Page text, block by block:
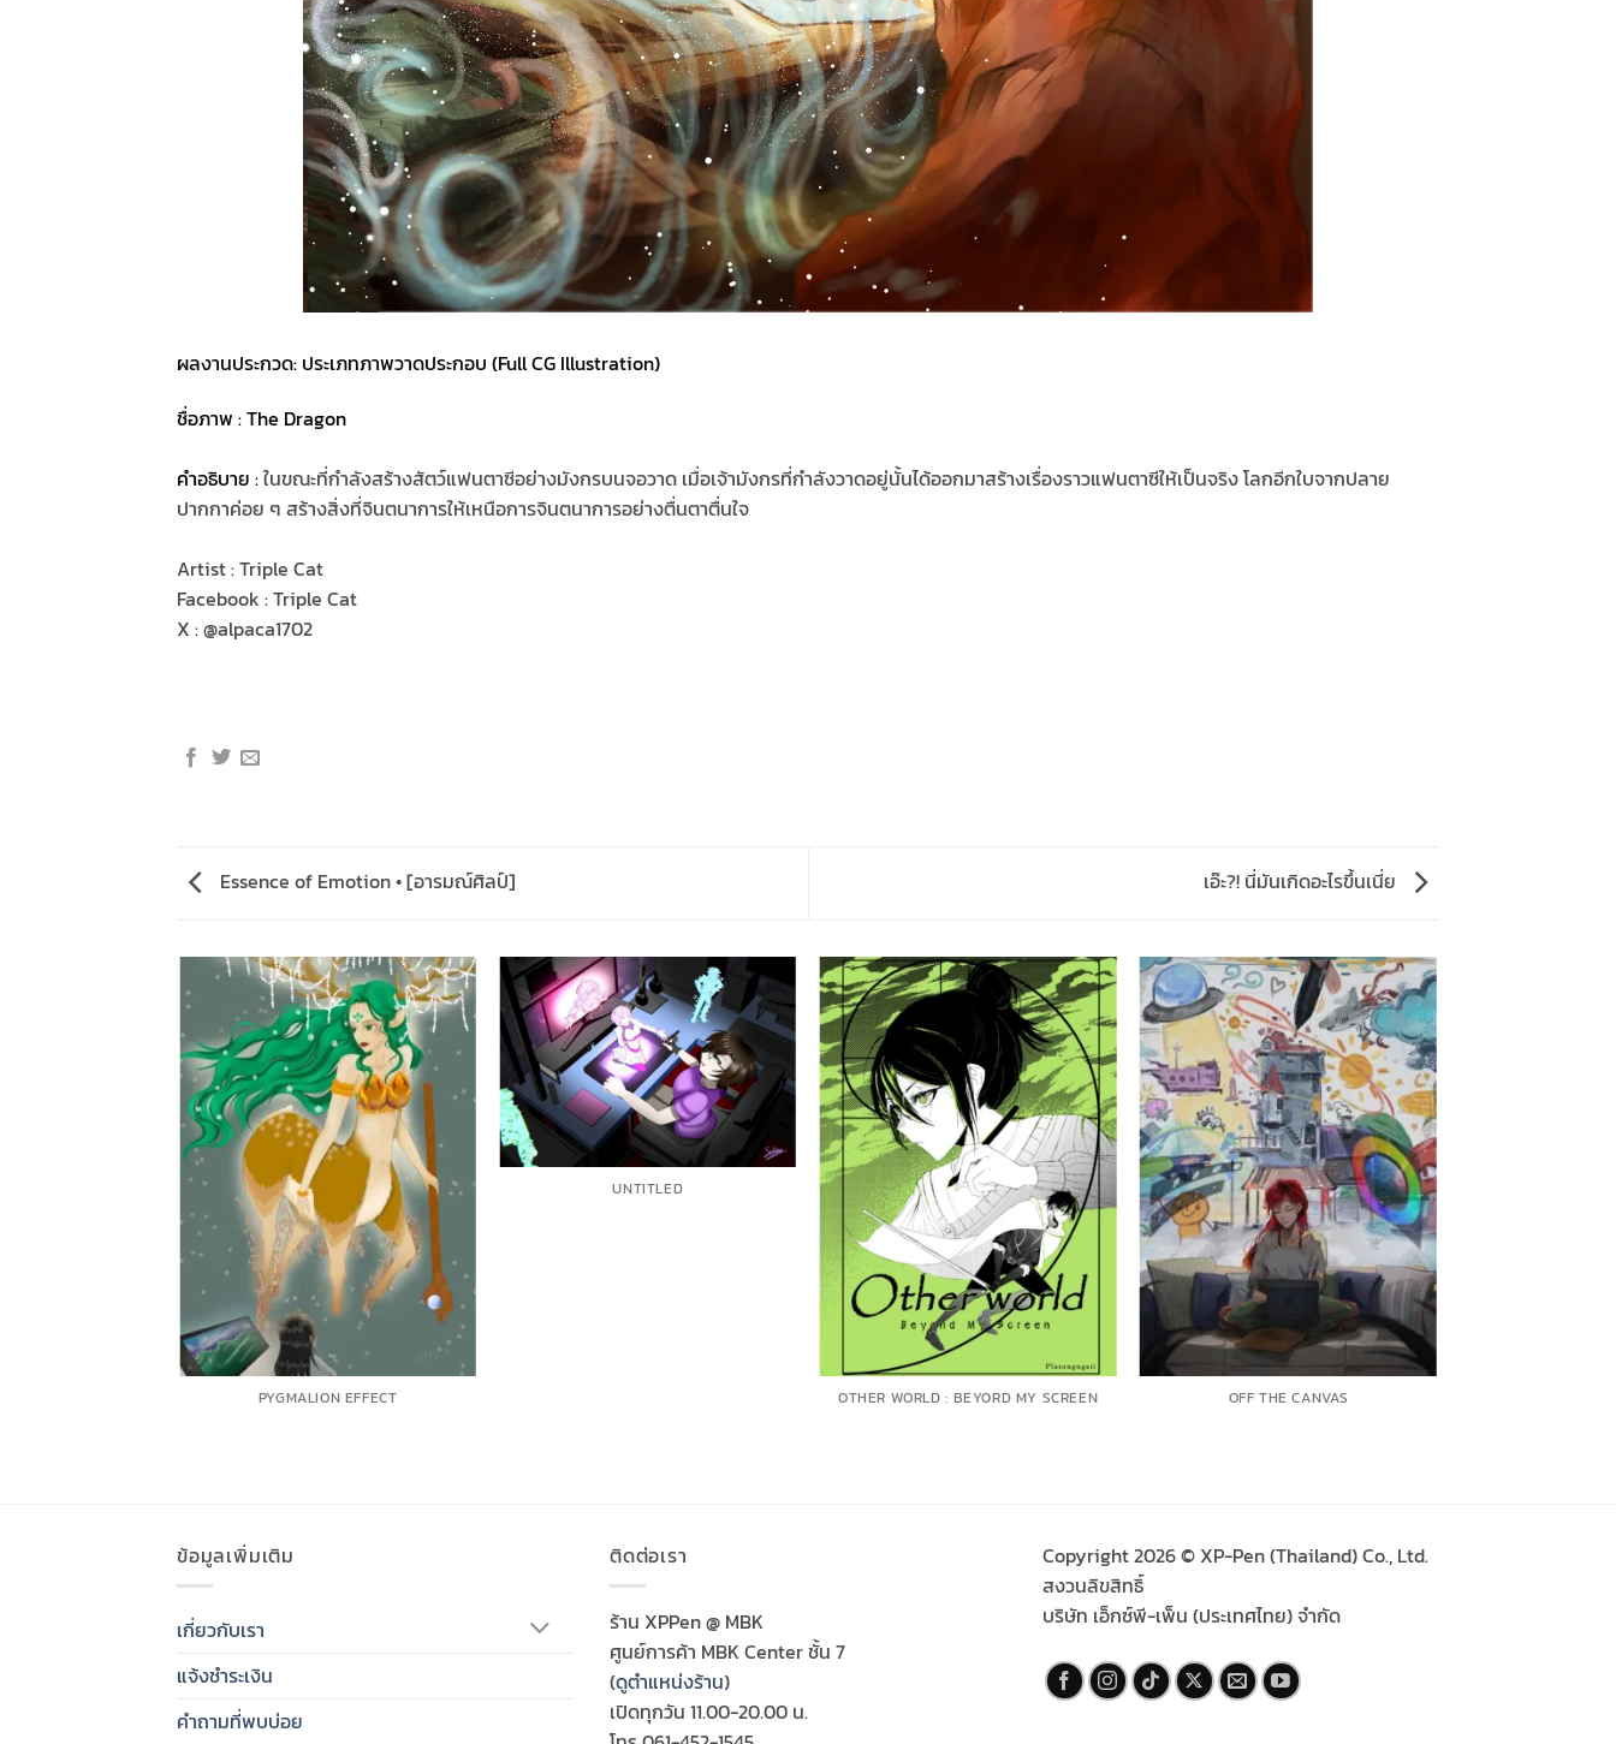
ผลงานประกวด: ประเภทภาพวาดประกอบ (Full CG Illustration)
ชื่อภาพ : The Dragon
คำอธิบาย :ในขณะที่กำลังสร้างสัตว์แฟนตาซีอย่างมังกรบนจอวาด เมื่อเจ้ามังกรที่กำลังวาดอยู่นั้นได้ออกมาสร้างเรื่องราวแฟนตาซีให้เป็นจริง โลกอีกใบจากปลาย
ปากกาค่อย ๆ สร้างสิ่งที่จินตนาการให้เหนือการจินตนาการอย่างตื่นตาตื่นใจ
Artist : Triple Cat
Facebook : Triple Cat
X : @alpaca1702
Essence of Emotion • [อารมณ์ศิลป์] เอ๊ะ?! นี่มันเกิดอะไรขึ้นเนี่ย
PYGMALION EFFECT
UNTITLED
OTHER WORLD : BEYORD MY SCREEN OFF THE CANVAS
ข้อมูลเพิ่มเติม
เกี่ยวกับเรา
แจ้งชำระเงิน
คำถามที่พบบ่อย
ติดต่อเรา
ร้าน XPPen @ MBK
ศูนย์การค้า MBK Center ชั้น 7
(ดูตำแหน่งร้าน)
เปิดทุกวัน 11.00-20.00 น.
Copyright 2026 © XP-Pen (Thailand) Co., Ltd.
สงวนลิขสิทธิ์
บริษัท เอ็กซ์พี-เพ็น (ประเทศไทย) จำกัด